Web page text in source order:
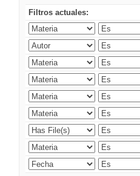
Filtros actuales: